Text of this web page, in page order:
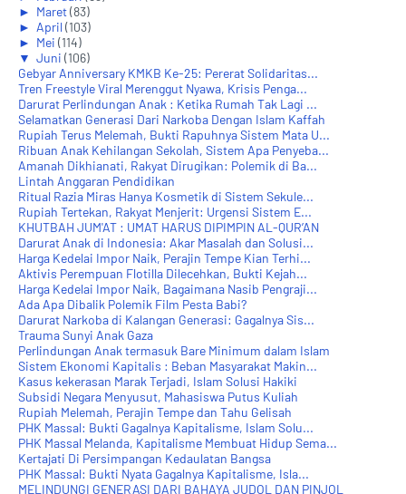
► Maret(83)
► April(103)
► Mei (114)
▼ Juni (106)
Gebyar Anniversary KMKB Ke-25: Pererat Solidaritas...
Tren Freestyle Viral Merenggut Nyawa, Krisis Penga...
Darurat Perlindungan Anak : Ketika Rumah Tak Lagi ...
Selamatkan Generasi Dari Narkoba Dengan Islam Kaffah
Rupiah Terus Melemah, Bukti Rapuhnya Sistem Mata U...
Ribuan Anak Kehilangan Sekolah, Sistem Apa Penyeba...
Amanah Dikhianati, Rakyat Dirugikan: Polemik di Ba...
Lintah Anggaran Pendidikan
Ritual Razia Miras Hanya Kosmetik di Sistem Sekule...
Rupiah Tertekan, Rakyat Menjerit: Urgensi Sistem E...
KHUTBAH JUM'AT : UMAT HARUS DIPIMPIN AL-QUR’AN
Darurat Anak di Indonesia: Akar Masalah dan Solusi...
Harga Kedelai Impor Naik, Perajin Tempe Kian Terhi...
Aktivis Perempuan Flotilla Dilecehkan, Bukti Kejah...
Harga Kedelai Impor Naik, Bagaimana Nasib Pengraji...
Ada Apa Dibalik Polemik Film Pesta Babi?
Darurat Narkoba di Kalangan Generasi: Gagalnya Sis...
Trauma Sunyi Anak Gaza
Perlindungan Anak termasuk Bare Minimum dalam Islam
Sistem ‎Ekonomi Kapitalis : Beban Masyarakat Makin...
Kasus kekerasan Marak Terjadi, Islam Solusi Hakiki
Subsidi Negara Menyusut, Mahasiswa Putus Kuliah
Rupiah Melemah, Perajin Tempe dan Tahu Gelisah
PHK Massal: Bukti Gagalnya Kapitalisme, Islam Solu...
PHK Massal Melanda, Kapitalisme Membuat Hidup Sema...
Kertajati Di Persimpangan Kedaulatan Bangsa
PHK Massal: Bukti Nyata Gagalnya Kapitalisme, Isla...
MELINDUNGI GENERASI DARI BAHAYA JUDOL DAN PINJOL